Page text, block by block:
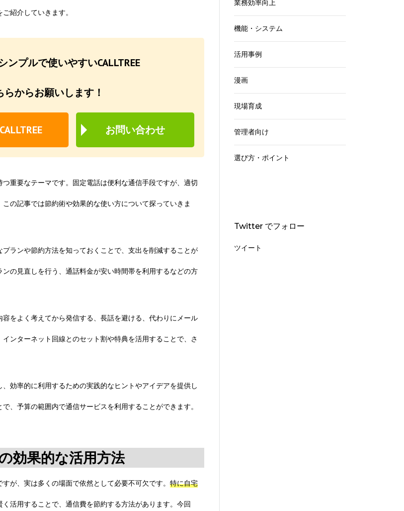
紹介していきます。
プルで使いやすいCALLTREE
からお願いします！
お問い合わせ
重要なテーマです。固定電話は便利な通信手段ですが、適切
の記事では節約術や効果的な使い方について探っていきま
ランや節約方法を知っておくことで、支出を削減することが
の見直しを行う、通話料金が安い時間帯を利用するなどの方
をよく考えてから発信する、長話を避ける、代わりにメール
ンターネット回線とのセット割や特典を活用することで、さ
効率的に利用するための実践的なヒントやアイデアを提供し
、予算の範囲内で通信サービスを利用することができます。
効果的な活用方法
が、実は多くの場面で依然として必要不可欠です。 特に自宅
く活用することで、通信費を節約する方法があります。今回
業務効率向上
機能・システム
活用事例
漫画
現場育成
管理者向け
選び方・ポイント
Twitter でフォロー
ツイート